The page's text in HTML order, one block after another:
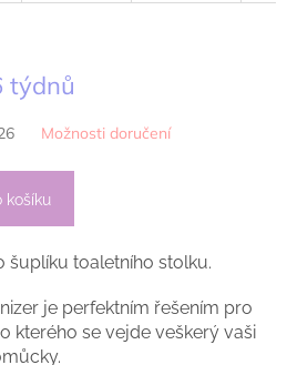
týdnů
Možnosti doručení
košíku
šuplíku toaletního stolku.
je perfektním řešením pro
kterého se vejde veškerý vaši